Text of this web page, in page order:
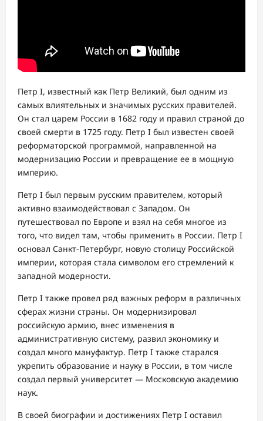
Петр I, известный как Петр Великий, был одним из
самых влиятельных и значимых русских правителей.
Он стал царем России в 1682 году и правил страной до
своей смерти в 1725 году. Петр I был известен своей
реформаторской программой, направленной на
модернизацию России и превращение ее в мощную
империю.
Петр I был первым русским правителем, который
активно взаимодействовал с Западом. Он
путешествовал по Европе и взял на себя многое из
того, что видел там, чтобы применить в России. Петр I
основал Санкт-Петербург, новую столицу Российской
империи, которая стала символом его стремлений к
западной модерности.
Петр I также провел ряд важных реформ в различных
сферах жизни страны. Он модернизировал
российскую армию, внес изменения в
административную систему, развил экономику и
создал много мануфактур. Петр I также старался
укрепить образование и науку в России, в том числе
создал первый университет — Московскую академию
наук.
В своей биографии и достижениях Петр I оставил